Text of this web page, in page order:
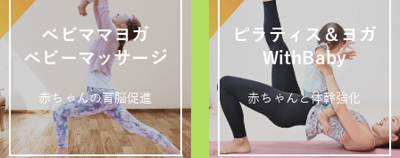
ベビママヨガ
ベビーマッサージ
赤ちゃんの育脳促進
ピラティス＆ヨガ
WithBaby
赤ちゃんと体幹強化